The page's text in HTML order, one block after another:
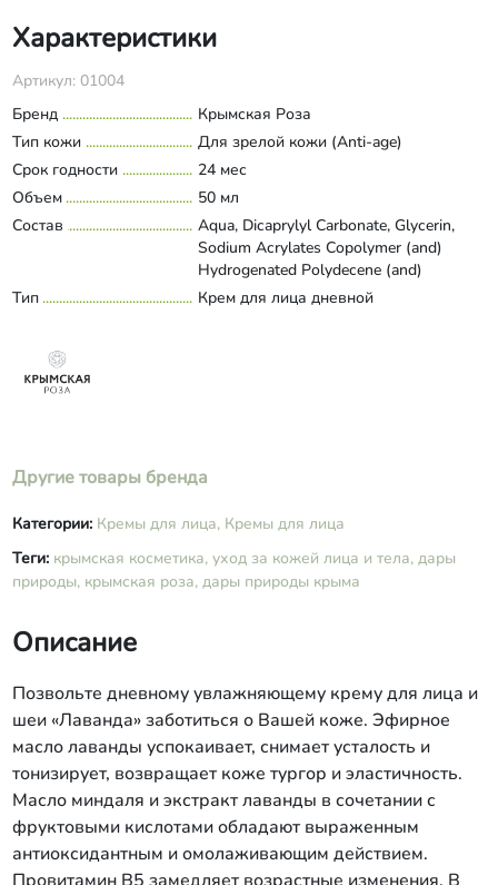
Характеристики
Артикул: 01004
Бренд
Крымская Роза
Тип кожи
Для зрелой кожи (Anti-age)
Срок годности
24 мес
Объем
50 мл
Состав
Aqua, Dicaprylyl Carbonate, Glycerin,
Sodium Acrylates Copolymer (and)
Hydrogenated Polydecene (and)
Trideceth-6, Olive Oil (масло
Dimethylaminoethanol, Taraxacum
Officinalis Extract (экстракт
одуванчика), Lavandula Angustifolia
Extract (экстракт лаванды), Sweet
Almond Extract (экстракт миндаля),
Lavandula Angustifolia Essential Oil
Развернуть состав
Тип Крем для лица дневной
Другие товары бренда
Категории: Кремы для лица, Кремы для лица
Теги: крымская косметика, уход за кожей лица и тела, дары
природы, крымская роза, дары природы крыма
Описание
Позвольте дневному увлажняющему крему для лица и
шеи «Лаванда» заботиться о Вашей коже. Эфирное
масло лаванды успокаивает, снимает усталость и
тонизирует, возвращает коже тургор и эластичность.
Масло миндаля и экстракт лаванды в сочетании с
фруктовыми кислотами обладают выраженным
антиоксидантным и омолаживающим действием.